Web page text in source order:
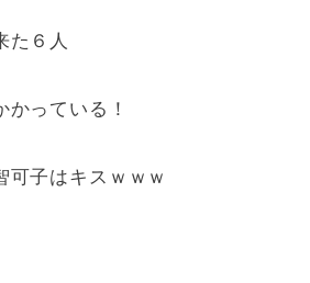
た６人
かっている！
可子はキスｗｗｗ